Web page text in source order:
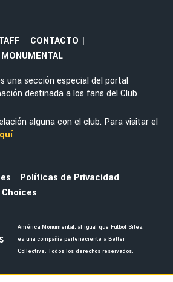
Cerillo, fuera del debut
Cup